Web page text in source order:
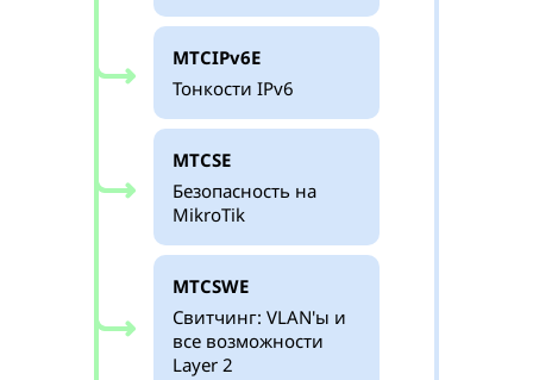
MTCIPv6E
Тонкости IPv6
MTCSE
Безопасность на
MikroTik
MTCSWE
Свитчинг: VLAN'ы и
все возможности
Layer 2